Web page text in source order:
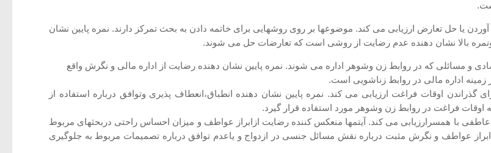
یا حل تعارض ارزیابی می کند. موضوعها بر روی روشهایی برای خاتمه دادن به بحث تمرکز دارند. نمره پایین نشان
ونمره بالا نشان دهنده عدم رضایت از روشی است که تعارضات حل می شوند.
و مسائلی که در روابط زن وشوهر اداره می شوند. نمره پایین نشان دهنده رضایت از اداره مالی و نگرش واقع
اداره مالی در روابط زناشویی است.
اوقات فراغت ارزیابی می کند. نمره پایین نشان دهنده انطباق،انعطاف پذیری وتوافق درباره استفاده از
اوقات فراغت در روابط زن وشوهر مورد استفاده قرار گیرد.
با همسرارزیابی می کند. آیتمها منعکس کننده رضایت ازابراز عواطف و میزان احساس راحتی دربحثهای مربوط
عواطف و نگرش مثبت درباره نقش مسائل جنسی در ازدواج و یاعدم توافق درباره تصمیمات مربوط به جلوگیری